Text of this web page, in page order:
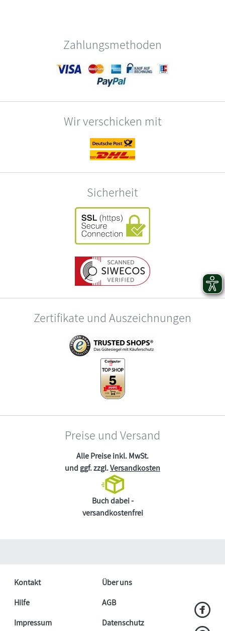
Zahlungsmethoden
Wir verschicken mit
Sicherheit
Zertifikate und Auszeichnungen
Preise und Versand
Alle Preise inkl. MwSt.
und ggf. zzgl.Versandkosten
Buch dabei -
versandkostenfrei
Kontakt
Über uns
Hilfe
AGB
Impressum
Datenschutz